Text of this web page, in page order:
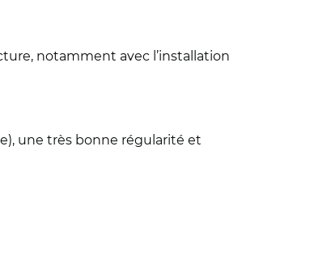
notamment avec l’installation
une très bonne régularité et